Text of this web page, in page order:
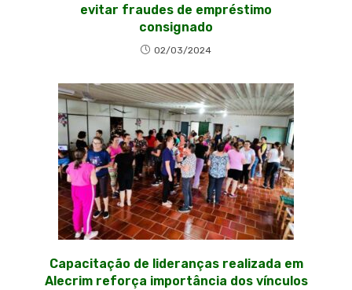
evitar fraudes de empréstimo
consignado
02/03/2024
Capacitação de lideranças realizada em
Alecrim reforça importância dos vínculos